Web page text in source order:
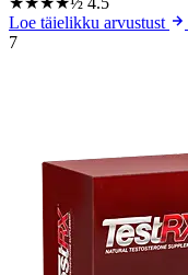
Loe täielikku arvustust
7